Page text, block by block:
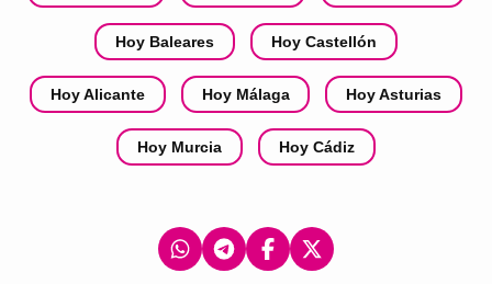
Hoy Baleares Hoy Castellón
Hoy Alicante Hoy Málaga Hoy Asturias
Hoy Murcia Hoy Cádiz